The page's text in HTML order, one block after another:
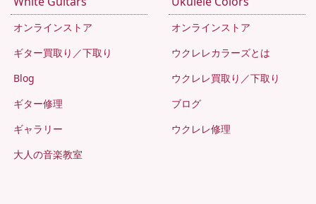
オンラインストア
ギター買取り／下取り
Blog
ギター修理
ギャラリー
大人の音楽教室
オンラインストア
ウクレレカラーズとは
ウクレレ買取り／下取り
ブログ
ウクレレ修理